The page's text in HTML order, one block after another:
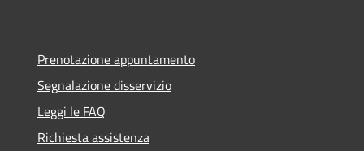
Prenotazione appuntamento
Segnalazione disservizio
Leggi le FAQ
Richiesta assistenza